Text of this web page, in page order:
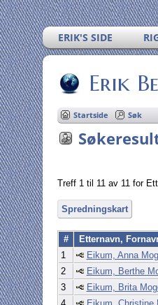
ERIK'S SIDE
Erik
Startside Søk
Treff 1 til 11 av 11 for
Spredningskart
# Etternavn,
1
Eikum, Anna
2
Eikum, Berthe
3
Eikum, Brita